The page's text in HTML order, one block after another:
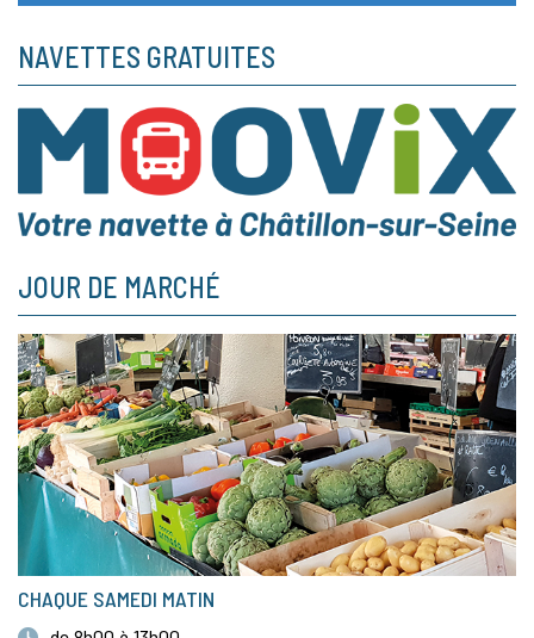
NAVETTES GRATUITES
JOUR DE MARCHÉ
CHAQUE SAMEDI MATIN